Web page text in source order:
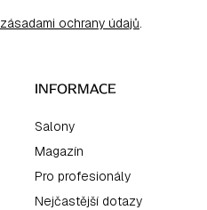
zásadami ochrany údajů.
INFORMACE
Salony
Magazín
Pro profesionály
Nejčastější dotazy